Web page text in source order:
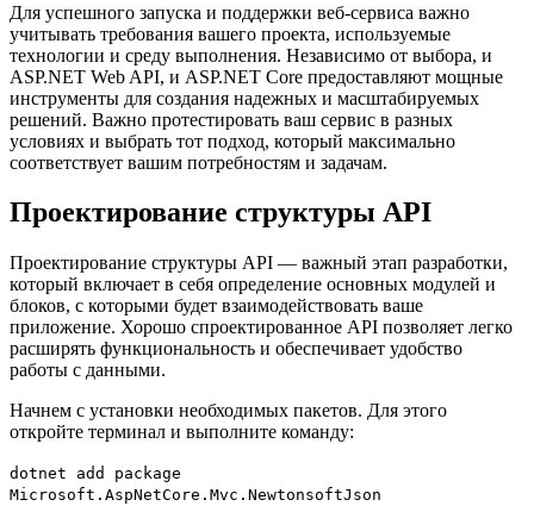
Для успешного запуска и поддержки веб-сервиса важно
учитывать требования вашего проекта, используемые
технологии и среду выполнения. Независимо от выбора, и
ASP.NET Web API, и ASP.NET Core предоставляют мощные
инструменты для создания надежных и масштабируемых
решений. Важно протестировать ваш сервис в разных
условиях и выбрать тот подход, который максимально
соответствует вашим потребностям и задачам.
Проектирование структуры API
Проектирование структуры API — важный этап разработки,
который включает в себя определение основных модулей и
блоков, с которыми будет взаимодействовать ваше
приложение. Хорошо спроектированное API позволяет легко
расширять функциональность и обеспечивает удобство
работы с данными.
Начнем с установки необходимых пакетов. Для этого
откройте терминал и выполните команду:
dotnet add package
Microsoft.AspNetCore.Mvc.NewtonsoftJson